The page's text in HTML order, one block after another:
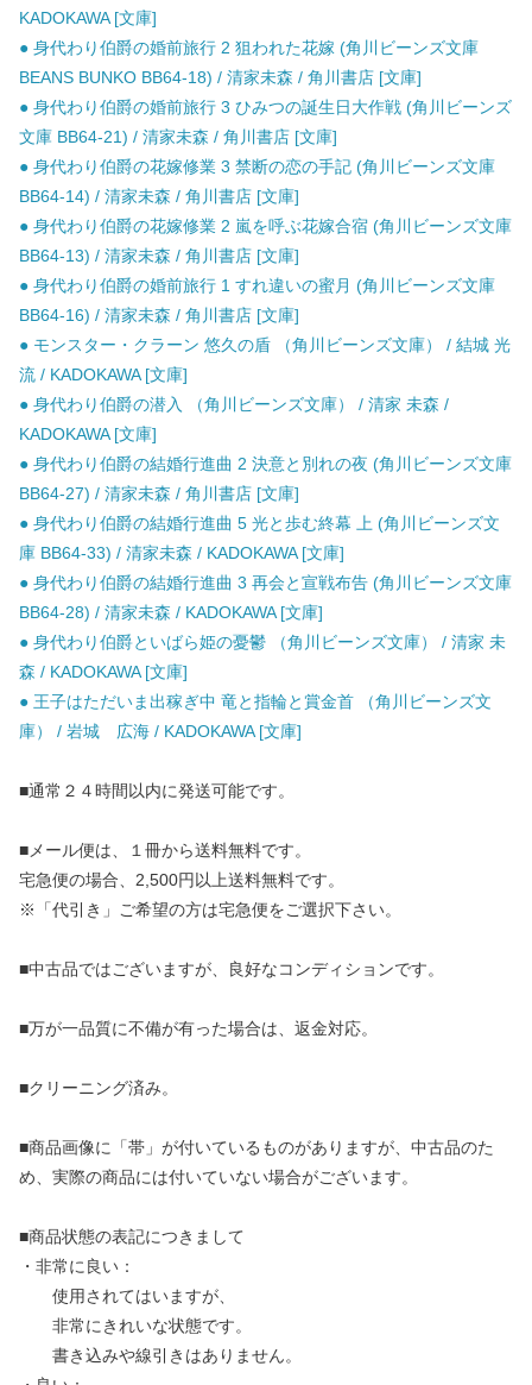
KADOKAWA [文庫]
● 身代わり伯爵の婚前旅行 2 狙われた花嫁 (角川ビーンズ文庫
BEANS BUNKO BB64-18) / 清家未森 / 角川書店 [文庫]
● 身代わり伯爵の婚前旅行 3 ひみつの誕生日大作戦 (角川ビーンズ
文庫 BB64-21) / 清家未森 / 角川書店 [文庫]
● 身代わり伯爵の花嫁修業 3 禁断の恋の手記 (角川ビーンズ文庫
BB64-14) / 清家未森 / 角川書店 [文庫]
● 身代わり伯爵の花嫁修業 2 嵐を呼ぶ花嫁合宿 (角川ビーンズ文庫
BB64-13) / 清家未森 / 角川書店 [文庫]
● 身代わり伯爵の婚前旅行 1 すれ違いの蜜月 (角川ビーンズ文庫
BB64-16) / 清家未森 / 角川書店 [文庫]
● モンスター・クラーン 悠久の盾 （角川ビーンズ文庫） / 結城 光
流 / KADOKAWA [文庫]
● 身代わり伯爵の潜入 （角川ビーンズ文庫） / 清家 未森 /
KADOKAWA [文庫]
● 身代わり伯爵の結婚行進曲 2 決意と別れの夜 (角川ビーンズ文庫
BB64-27) / 清家未森 / 角川書店 [文庫]
● 身代わり伯爵の結婚行進曲 5 光と歩む終幕 上 (角川ビーンズ文
庫 BB64-33) / 清家未森 / KADOKAWA [文庫]
● 身代わり伯爵の結婚行進曲 3 再会と宣戦布告 (角川ビーンズ文庫
BB64-28) / 清家未森 / KADOKAWA [文庫]
● 身代わり伯爵といばら姫の憂鬱 （角川ビーンズ文庫） / 清家 未
森 / KADOKAWA [文庫]
● 王子はただいま出稼ぎ中 竜と指輪と賞金首 （角川ビーンズ文
庫） / 岩城 広海 / KADOKAWA [文庫]
■通常２４時間以内に発送可能です。
■メール便は、１冊から送料無料です。
宅急便の場合、2,500円以上送料無料です。
※「代引き」ご希望の方は宅急便をご選択下さい。
■中古品ではございますが、良好なコンディションです。
■万が一品質に不備が有った場合は、返金対応。
■クリーニング済み。
■商品画像に「帯」が付いているものがありますが、中古品のた
め、実際の商品には付いていない場合がございます。
■商品状態の表記につきまして
・非常に良い：
使用されてはいますが、
非常にきれいな状態です。
書き込みや線引きはありません。